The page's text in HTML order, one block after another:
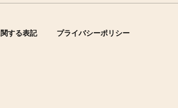
する表記 プライバシーポリシー